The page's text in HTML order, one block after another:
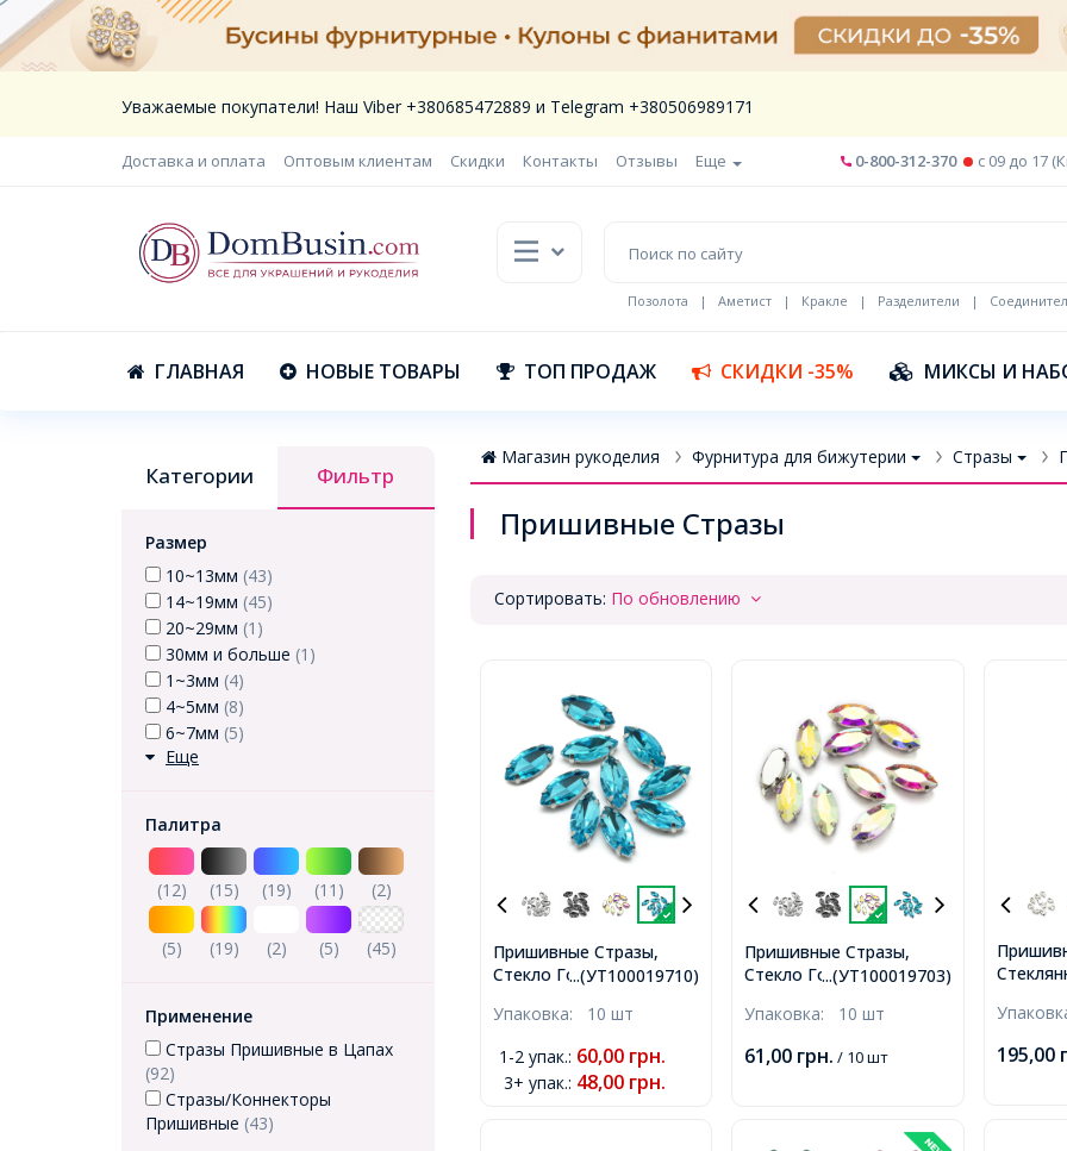
Уважаемые покупатели! Наш Viber +380685472889 и Telegram +380506989171
Доставка и оплата Оптовым клиентам Скидки Контакты Отзывы Еще 0-800-312-370 c 09 до 17
Позолота | Аметист | Кракле | Разделители |
ГЛАВНАЯ НОВЫЕ ТОВАРЫ ТОП ПРОДАЖ СКИДКИ -35% МИКСЫ И
Категории Фильтр
Размер
10~13мм (43)
14~19мм (45)
20~29мм (1)
30мм и больше (1)
1~3мм (4)
4~5мм (8)
6~7мм (5)
Еще
Палитра
(12) (15) (19) (11) (2)
(5) (19) (2) (5) (45)
Применение
Стразы Пришивные в Цапах
(92)
Стразы/Коннекторы
Пришивные (43)
Магазин рукоделия Фурнитура для бижутерии Стразы
Пришивные Стразы
Сортировать: По обновлению
...(УТ100019710)
Пришивные Стразы,
Стекло Горный
Латунь, Конский глаз,
Размер: 12х6х4.5мм,
Отверстие 0.8-1мм,
Упаковка: 10 шт
1-2 упак.: 60,00 грн.
3+ упак.: 48,00 грн.
...(УТ100019703)
Пришивные Стразы,
Стекло Горный
Латунь, Конский глаз,
12х6х4.5мм, Отверстие
Упаковка: 10 шт
61,00 грн. / 10 шт
Основа
50шт/
195,00